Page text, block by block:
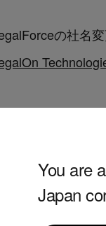
You are
Japan
の社名